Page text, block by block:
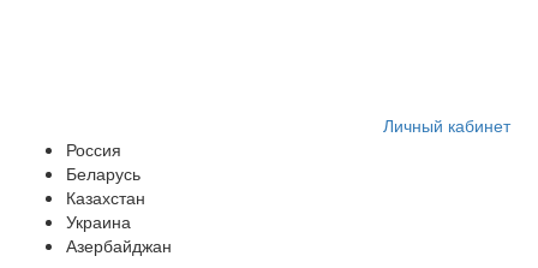
Личный кабинет
Россия
Беларусь
Казахстан
Украина
Азербайджан